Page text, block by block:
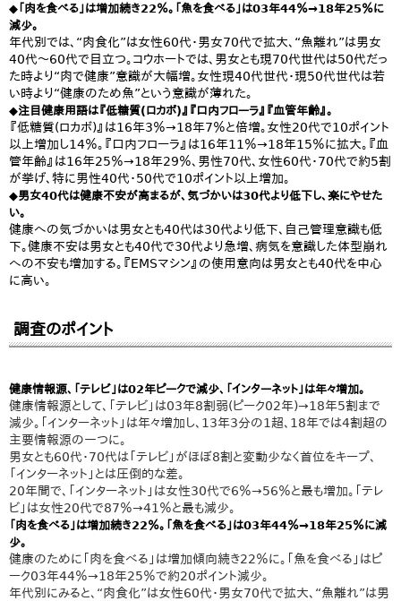
◆「肉を食べる」は増加続き22％。「魚を食べる」は03年44％→18年25％に
減少。
年代別では、“肉食化”は女性60代・男女70代で拡大、“魚離れ”は男女
40代～60代で目立つ。コウホートでは、男女とも現70代世代は50代だっ
た時より“肉で健康”意識が大幅増。女性現40代世代・現50代世代は若
い時より“健康のため魚”という意識が薄れた。
◆注目健康用語は『低糖質(ロカボ)』『口内フローラ』『血管年齢』。
『低糖質(ロカボ)』は16年3％→18年7％と倍増。女性20代で10ポイント
以上増加し14％。『口内フローラ』は16年11％→18年15％に拡大。『血
管年齢』は16年25％→18年29％、男性70代、女性60代・70代で約5割
が挙げ、特に男性40代・50代で10ポイント以上増加。
◆男女40代は健康不安が高まるが、気づかいは30代より低下し、楽にやせた
い。
健康への気づかいは男女とも40代は30代より低下、自己管理意識も低
下。健康不安は男女とも40代で30代より急増、病気を意識した体型崩れ
への不安も増加する。『EMSマシン』の使用意向は男女とも40代を中心
に高い。
調査のポイント
健康情報源、「テレビ」は02年ピークで減少、「インターネット」は年々増加。
健康情報源として、「テレビ」は03年8割弱(ピーク02年)→18年5割まで
減少。「インターネット」は年々増加し、13年3分の1超、18年では4割超の
主要情報源の一つに。
男女とも60代・70代は「テレビ」がほぼ8割と変動少なく首位をキープ、
「インターネット」とは圧倒的な差。
20年間で、「インターネット」は女性30代で6％→56％と最も増加。「テレ
ビ」は女性20代で87％→41％と最も減少。
「肉を食べる」は増加続き22％。「魚を食べる」は03年44％→18年25％に減
少。
健康のために「肉を食べる」は増加傾向続き22％に。「魚を食べる」はピ
ーク03年44％→18年25％で約20ポイント減少。
年代別にみると、“肉食化”は女性60代・男女70代で拡大、“魚離れ”は男